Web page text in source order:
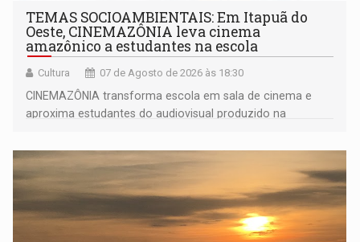
TEMAS SOCIOAMBIENTAIS: Em Itapuã do
Oeste, CINEMAZÔNIA leva cinema
amazônico a estudantes na escola
Cultura 07 de Agosto de 2026 às 18:30
CINEMAZÔNIA transforma escola em sala de cinema e
aproxima estudantes do audiovisual produzido na